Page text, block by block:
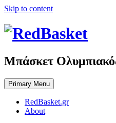
Skip to content
Μπάσκετ
Primary Menu
RedBasket.gr
About